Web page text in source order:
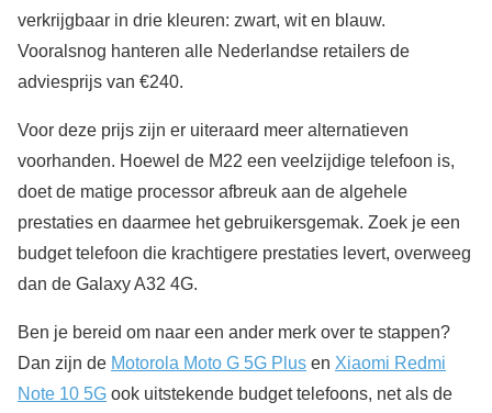
verkrijgbaar in drie kleuren: zwart, wit en blauw.
Vooralsnog hanteren alle Nederlandse retailers de
adviesprijs van €240.
Voor deze prijs zijn er uiteraard meer alternatieven
voorhanden. Hoewel de M22 een veelzijdige telefoon is,
doet de matige processor afbreuk aan de algehele
prestaties en daarmee het gebruikersgemak. Zoek je een
budget telefoon die krachtigere prestaties levert, overweeg
dan de Galaxy A32 4G.
Ben je bereid om naar een ander merk over te stappen?
Dan zijn de Motorola Moto G 5G Plus en Xiaomi Redmi
Note 10 5G ook uitstekende budget telefoons, net als de